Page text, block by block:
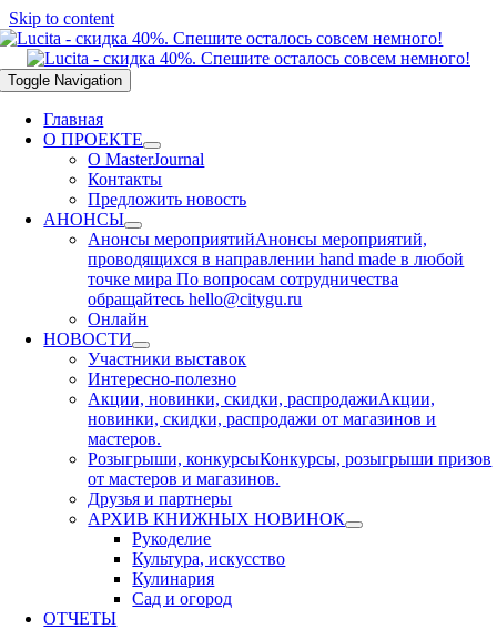
Skip to content
Toggle Navigation
Главная
О ПРОЕКТЕ
О MasterJournal
Контакты
Предложить новость
АНОНСЫ
Анонсы мероприятийАнонсы мероприятий,
проводящихся в направлении hand made в любой
точке мира По вопросам сотрудничества
обращайтесь hello@citygu.ru
Онлайн
НОВОСТИ
Участники выставок
Интересно-полезно
Акции, новинки, скидки, распродажиАкции,
новинки, скидки, распродажи от магазинов и
мастеров.
Розыгрыши, конкурсыКонкурсы, розыгрыши призов
от мастеров и магазинов.
Друзья и партнеры
АРХИВ КНИЖНЫХ НОВИНОК
Рукоделие
Культура, искусство
Кулинария
Сад и огород
ОТЧЕТЫ